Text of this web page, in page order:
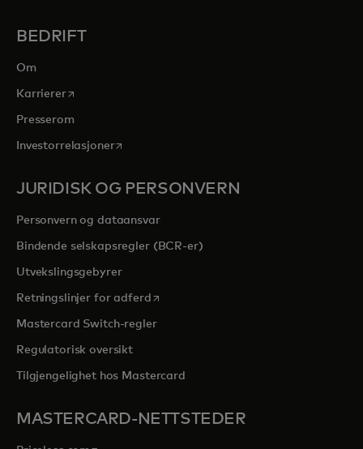
BEDRIFT
Om
Karriereropens in a new tab
Presserom
Investorrelasjoneropens in a new tab
JURIDISK OG PERSONVERN
Personvern og dataansvar
Bindende selskapsregler (BCR-er)
Utvekslingsgebyrer
Retningslinjer for adferdopens in a new tab
Mastercard Switch-regler
Regulatorisk oversikt
Tilgjengelighet hos Mastercard
MASTERCARD-NETTSTEDER